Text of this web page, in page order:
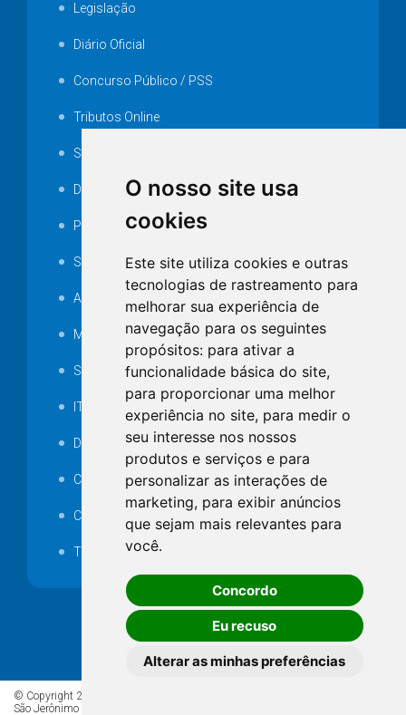
O nosso site usa
cookies
Este site utiliza cookies e outras
tecnologias de rastreamento para
melhorar sua experiência de
navegação para os seguintes
propósitos: para ativar a
funcionalidade básica do site,
para proporcionar uma melhor
experiência no site, para medir o
seu interesse nos nossos
produtos e serviços e para
personalizar as interações de
marketing, para exibir anúncios
que sejam mais relevantes para
você.
Concordo
Eu recuso
Alterar as minhas preferências
Legislação
Diário Oficial
Concurso Público / PSS
Tributos Online
Serviços ISS-E
Decretos
Portarias
SAMAE
Audiência pública
MANUTENÇÃO DE ILUMINAÇÃO PÚBLICA
Serviços Técnicos TI
ITR
Desapropriações
Catalogo Eletrônico de Padronização
Consórcios Municipais
Telefones Úteis
© Copyright 2026 - Todos os direitos reservados à Prefeitura de
São Jerônimo da Serra/PR